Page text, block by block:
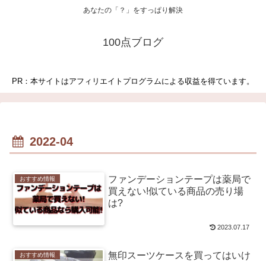
あなたの「？」をすっぱり解決
100点ブログ
PR：本サイトはアフィリエイトプログラムによる収益を得ています。
2022-04
おすすめ情報
ファンデーションテープは薬局で
買えない!似ている商品の売り場
は?
2023.07.17
おすすめ情報
無印スーツケースを買ってはいけ